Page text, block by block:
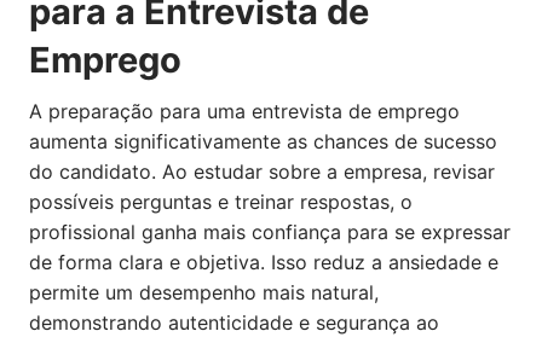
para a Entrevista de
Emprego
A preparação para uma entrevista de emprego
aumenta significativamente as chances de sucesso
do candidato. Ao estudar sobre a empresa, revisar
possíveis perguntas e treinar respostas, o
profissional ganha mais confiança para se expressar
de forma clara e objetiva. Isso reduz a ansiedade e
permite um desempenho mais natural,
demonstrando autenticidade e segurança ao